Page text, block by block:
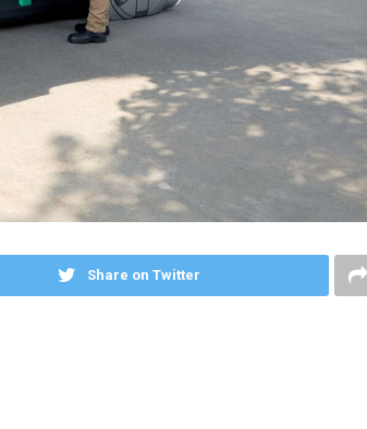
Share on Twitter